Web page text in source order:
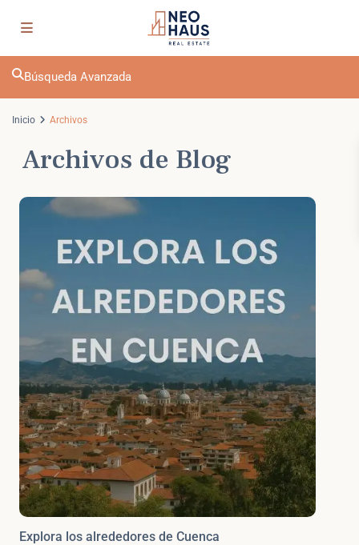
Búsqueda Avanzada
Inicio Archivos
Archivos de Blog
Explora los alrededores de Cuenca